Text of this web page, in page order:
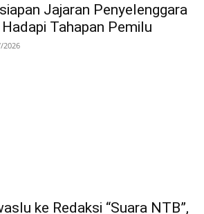
Jajaran Penyelenggara
Tahapan Pemilu
2026
ke Redaksi “Suara NTB”,